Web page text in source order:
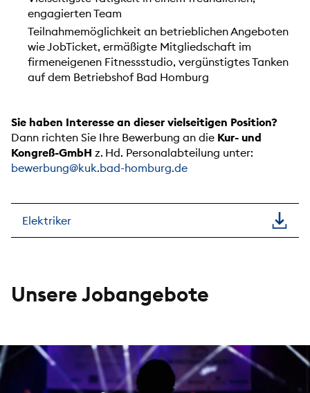
engagierten Team
Teilnahmemöglichkeit an betrieblichen Angeboten
wie JobTicket, ermäßigte Mitgliedschaft im
firmeneigenen Fitnessstudio, vergünstigtes Tanken
auf dem Betriebshof Bad Homburg
Sie haben Interesse an dieser vielseitigen Position?
Dann richten Sie Ihre Bewerbung an die Kur- und
Kongreß-GmbH z. Hd. Personalabteilung unter:
bewerbung@kuk.bad-homburg.de
Elektriker
Unsere Jobangebote